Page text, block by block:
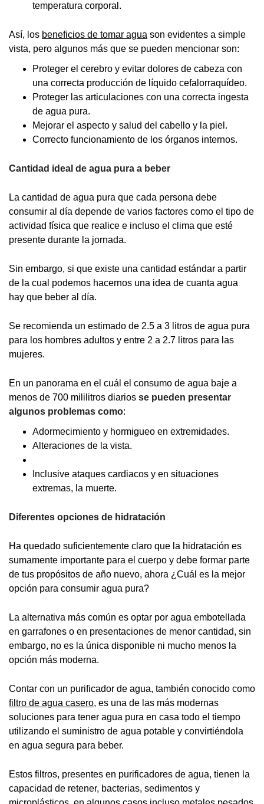
temperatura corporal.
Así, los beneficios de tomar agua son evidentes a simple
vista, pero algunos más que se pueden mencionar son:
Proteger el cerebro y evitar dolores de cabeza con
una correcta producción de líquido cefalorraquídeo.
Proteger las articulaciones con una correcta ingesta
de agua pura.
Mejorar el aspecto y salud del cabello y la piel.
Correcto funcionamiento de los órganos internos.
Cantidad ideal de agua pura a beber
La cantidad de agua pura que cada persona debe
consumir al día depende de varios factores como el tipo de
actividad física que realice e incluso el clima que esté
presente durante la jornada.
Sin embargo, si que existe una cantidad estándar a partir
de la cual podemos hacernos una idea de cuanta agua
hay que beber al día.
Se recomienda un estimado de 2.5 a 3 litros de agua pura
para los hombres adultos y entre 2 a 2.7 litros para las
mujeres.
En un panorama en el cuál el consumo de agua baje a
menos de 700 mililitros diarios se pueden presentar
algunos problemas como:
Adormecimiento y hormigueo en extremidades.
Alteraciones de la vista.
Inclusive ataques cardiacos y en situaciones
extremas, la muerte.
Diferentes opciones de hidratación
Ha quedado suficientemente claro que la hidratación es
sumamente importante para el cuerpo y debe formar parte
de tus propósitos de año nuevo, ahora ¿Cuál es la mejor
opción para consumir agua pura?
La alternativa más común es optar por agua embotellada
en garrafones o en presentaciones de menor cantidad, sin
embargo, no es la única disponible ni mucho menos la
opción más moderna.
Contar con un purificador de agua, también conocido como
filtro de agua casero, es una de las más modernas
soluciones para tener agua pura en casa todo el tiempo
utilizando el suministro de agua potable y convirtiéndola
en agua segura para beber.
Estos filtros, presentes en purificadores de agua, tienen la
capacidad de retener, bacterias, sedimentos y